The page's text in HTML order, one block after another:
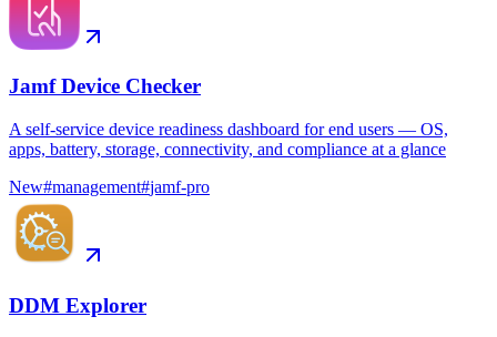
Jamf Device Checker
A self-service device readiness dashboard for end users — OS,
apps, battery, storage, connectivity, and compliance at a glance
New#management#jamf-pro
DDM Explorer